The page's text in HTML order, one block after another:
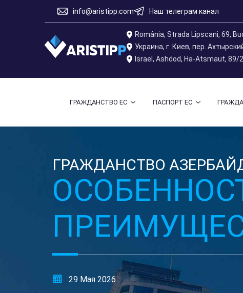
info@aristipp.com Наш телеграм канал
România, Strada Lipscani, 69,
Украина, г. Киев, пер.
Israel, Ashdod, Ha-Atsmaut, 89/
ГРАЖДАНСТВО ЕС ПАСПОРТ ЕС
ГРАЖДАНСТВО
29 Мая 2026